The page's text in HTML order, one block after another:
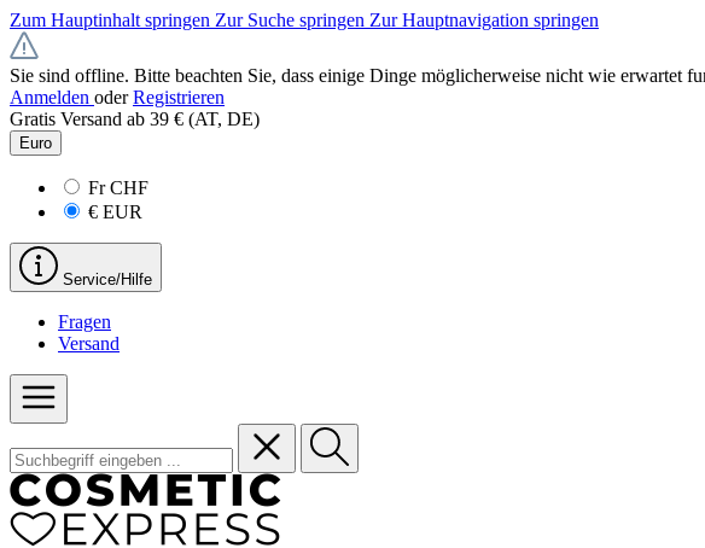
Zum Hauptinhalt springen Zur Suche springen Zur Hauptnavigation springen
Sie sind offline. Bitte beachten Sie, dass einige Dinge möglicherweise nicht wie erwartet
Anmelden oder Registrieren
Gratis Versand ab 39 € (AT, DE)
Euro
FrCHF
€ EUR
Service/Hilfe
Fragen
Versand